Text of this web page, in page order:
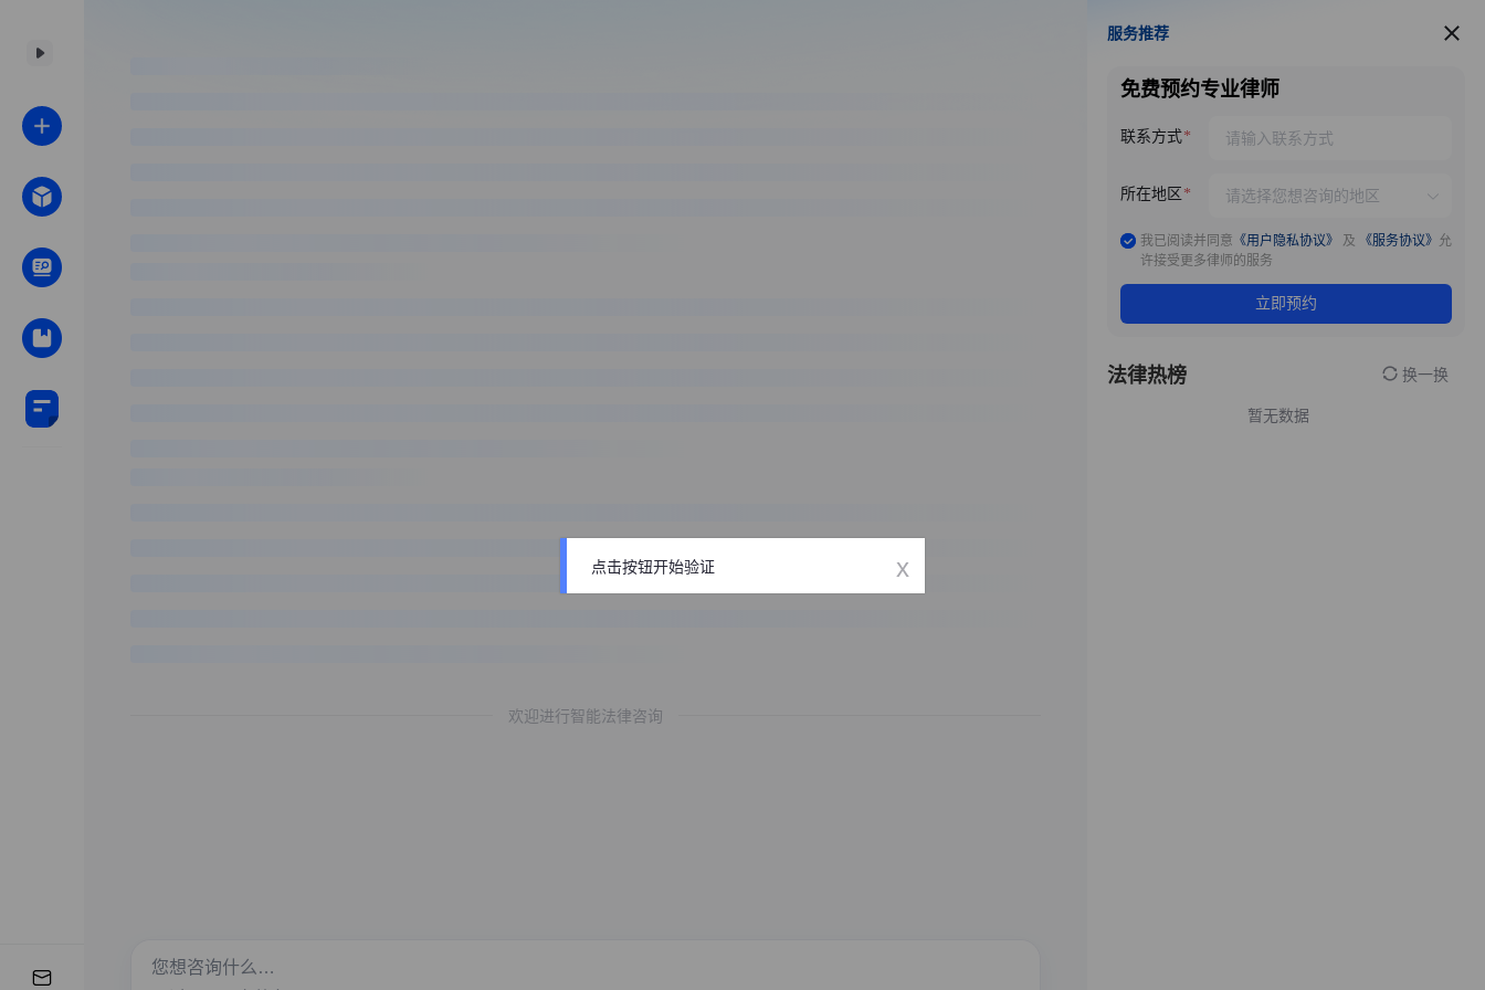
欢迎进行智能法律咨询
服务推荐
服务推荐
免费预约专业律师
联系方式
所在地区
我已阅读并同意 《用户隐私协议》 及 《服务协议》 允
许接受更多律师的服务
立即预约
法律热榜 换一换
暂无数据
点击按钮开始验证 x